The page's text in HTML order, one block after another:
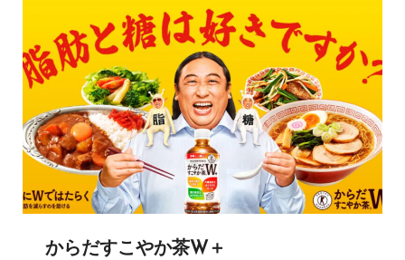
からだすこやか茶W＋